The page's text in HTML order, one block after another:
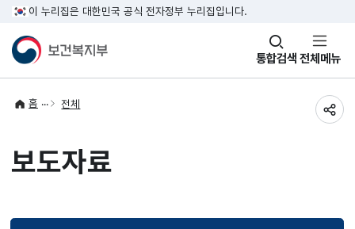
이 누리집은 대한민국 공식 전자정부 누리집입니다.
통합검색
창
열기 전체메뉴
홈 전체
보도자료